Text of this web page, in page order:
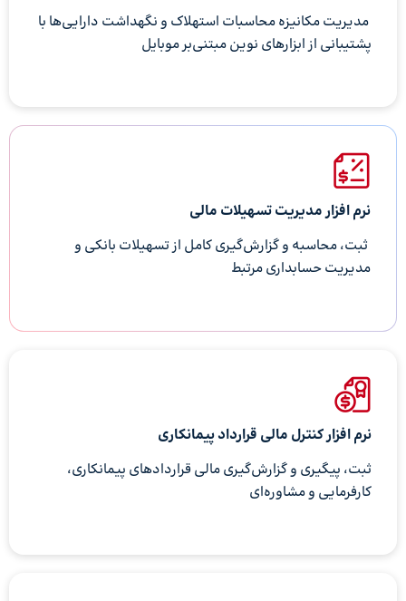
مدیریت مکانیزه محاسبات استهلاک و نگهداشت دارایی‌ها با
پشتیبانی از ابزارهای نوین مبتنی‌بر موبایل
نرم افزار مدیریت تسهیلات مالی
ثبت، محاسبه و گزارش‌گیری کامل از تسهیلات بانکی و
مدیریت حسابداری مرتبط
نرم افزار کنترل مالی قرارداد پیمانکاری
ثبت، پیگیری و گزارش‌گیری مالی قراردادهای پیمانکاری،
کارفرمایی و مشاوره‌ای